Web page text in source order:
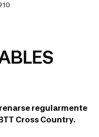
regularmente
Cross Country.